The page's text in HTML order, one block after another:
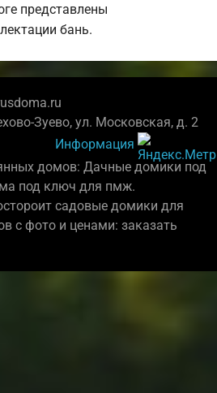
представлены
бань.
Зуево, ул. Московская, д. 2
Информация
домов: Дачные домики под
под ключ для пмж.
садовые домики для
с фото и ценами: заказать